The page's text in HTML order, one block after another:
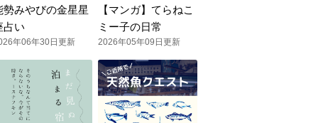
勢みやびの金星星
占い
年06年30日更新
【マンガ】てらねこ
ミー子の日常
2026年05年09日更新